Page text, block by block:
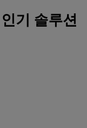
기 솔루션